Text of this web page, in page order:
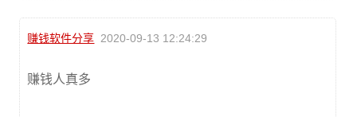
赚钱软件分享 2020-09-13 12:24:29
赚钱人真多